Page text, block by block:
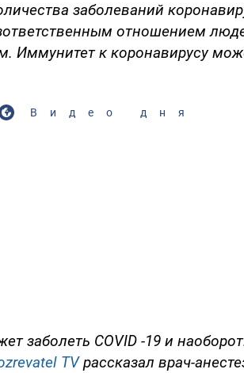
заболеваний
отношением
Иммунитет к коронавирусу
Видео дня
заболеть COVID -19 и
TVрассказал врач-